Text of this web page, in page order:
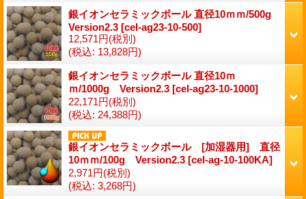
銀イオンセラミックボール 直径10ｍｍ/500g
Version2.3 [cel-ag23-10-500]
12,571円(税別)
(税込: 13,828円)
銀イオンセラミックボール 直径10ｍ
ｍ/1000g Version2.3 [cel-ag23-10-1000]
22,171円(税別)
(税込: 24,388円)
銀イオンセラミックボール [加湿器用] 直径
10ｍｍ/100g Version2.3 [cel-ag-10-100KA]
2,971円(税別)
(税込: 3,268円)